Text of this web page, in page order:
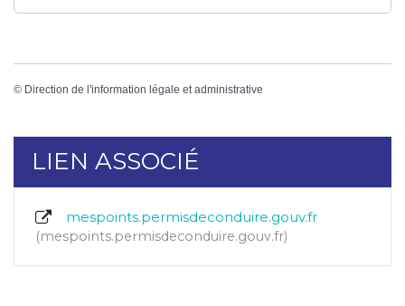
© Direction de l'information légale et administrative
LIEN ASSOCIÉ
mespoints.permisdeconduire.gouv.fr
mespoints.permisdeconduire.gouv.fr